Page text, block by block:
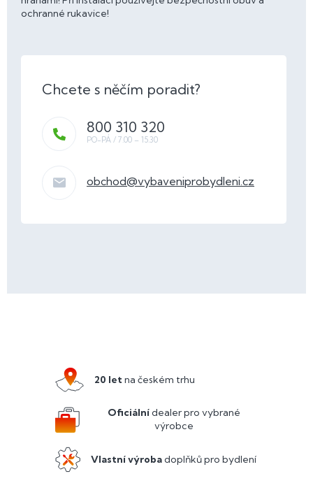
ochranné rukavice!
obchod@vybaveniprobydleni.cz
800 310 320
20 letna českém trhu
Oficiálnídealer pro vybrané
výrobce
Vlastní výrobadoplňků pro bydlení